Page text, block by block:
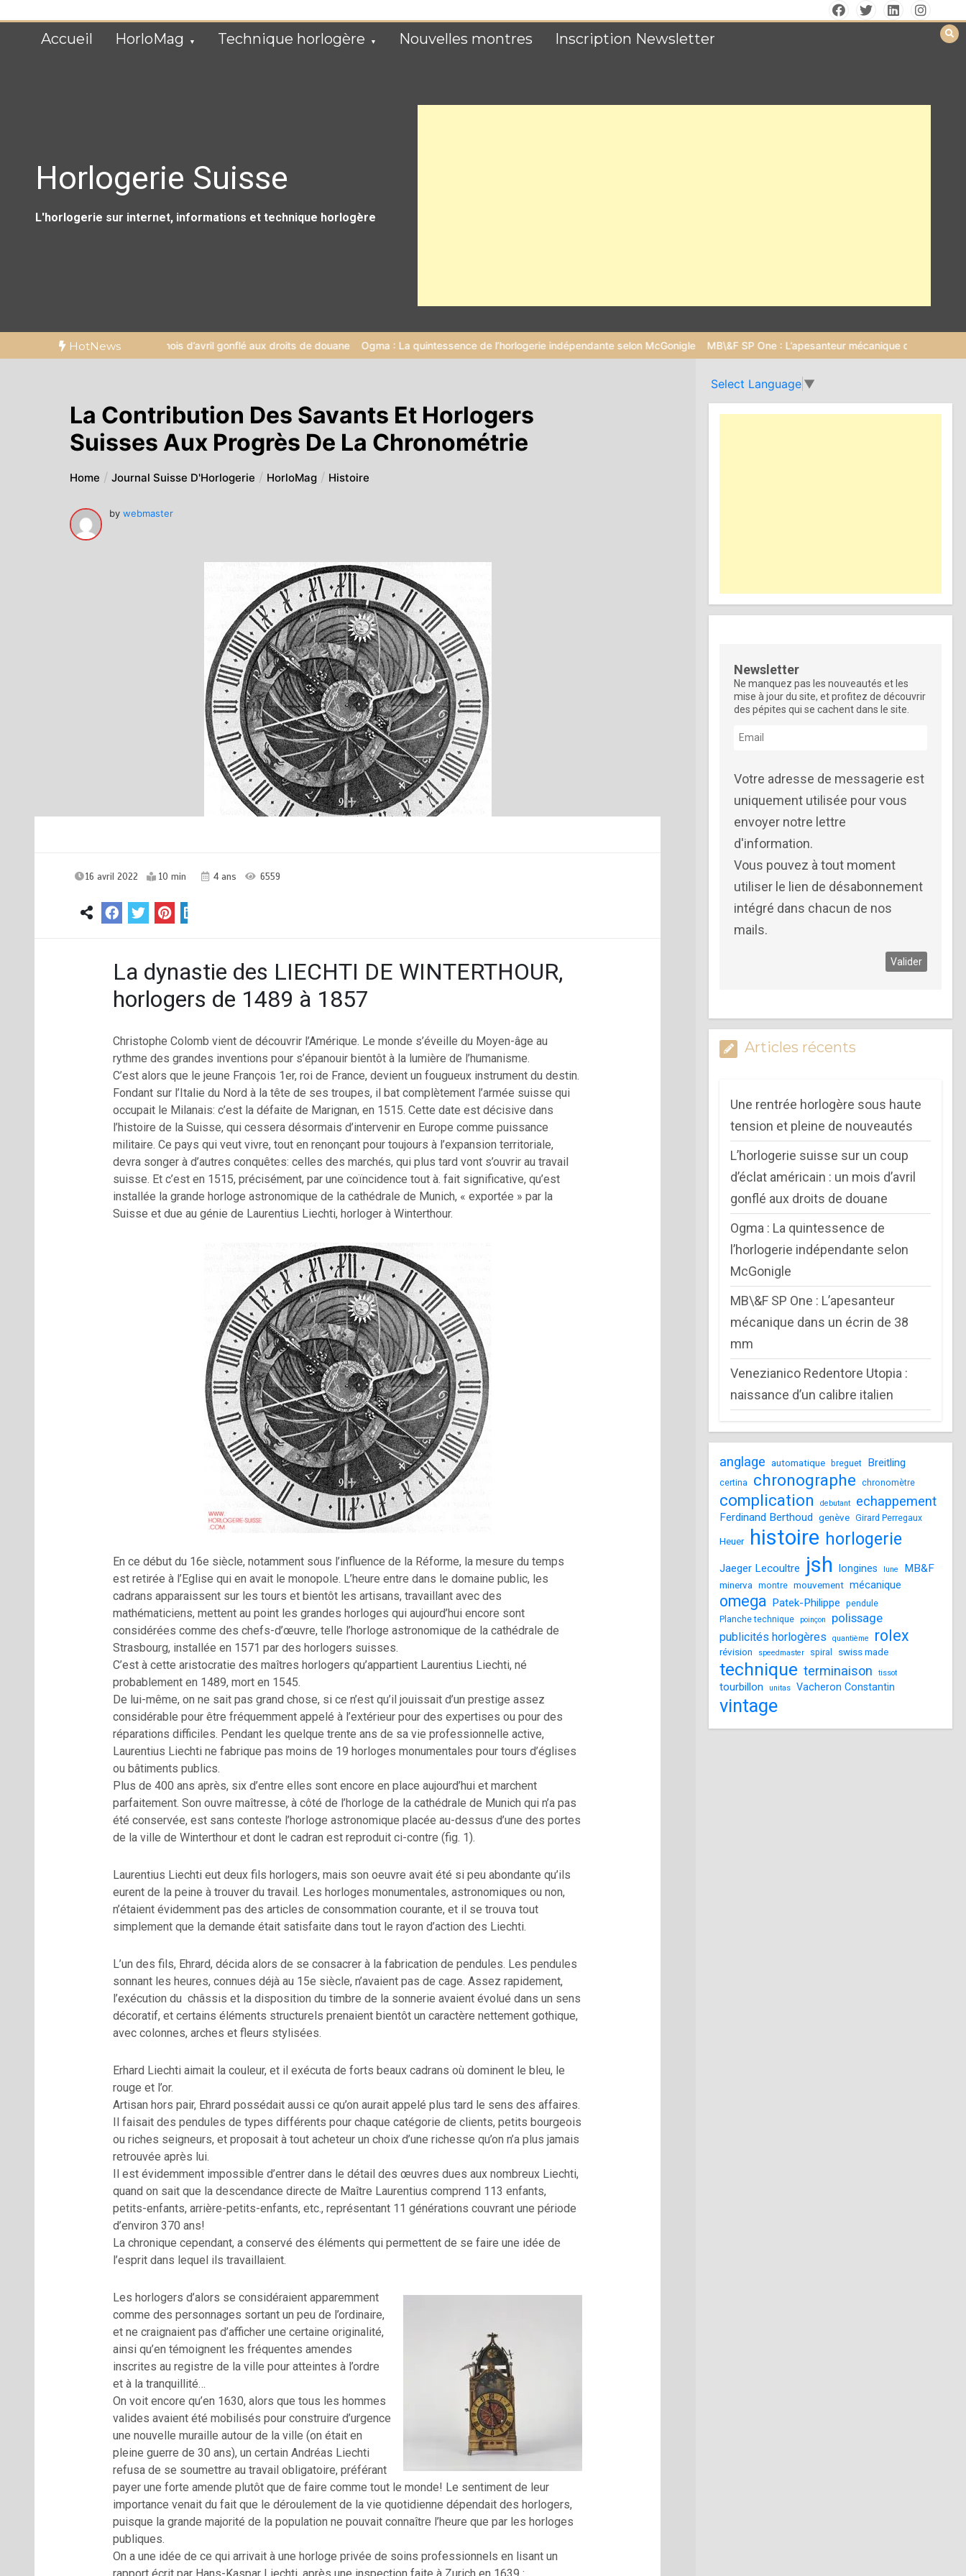
to
Accueil HorloMag Technique horlogère Nouvelles montres Inscription Newsletter
Horlogerie Suisse
L'horlogerie sur internet, informations et technique horlogère
HotNews
américain : un mois d’avril gonflé aux droits de douane Ogma : La quintessence de l’horlogerie indépendante selon McGonigle MB\&F SP One : L’apesanteur mécanique dans un écrin de 38 mm
La Contribution Des Savants Et Horlogers
Suisses Aux Progrès De La Chronométrie
Home Journal Suisse D'Horlogerie HorloMag Histoire
by webmaster
16 avril 2022 10 min 4 ans 6559
La dynastie des LIECHTI DE WINTERTHOUR,
horlogers de 1489 à 1857
Christophe Colomb vient de découvrir l’Amérique. Le monde s’éveille du Moyen-âge au
rythme des grandes inventions pour s’épanouir bientôt à la lumière de l’humanisme.
C’est alors que le jeune François 1er, roi de France, devient un fougueux instrument du destin.
Fondant sur l’Italie du Nord à la tête de ses troupes, il bat complètement l’armée suisse qui
occupait le Milanais: c’est la défaite de Marignan, en 1515. Cette date est décisive dans
l’histoire de la Suisse, qui cessera désormais d’intervenir en Europe comme puissance
militaire. Ce pays qui veut vivre, tout en renonçant pour toujours à l’expansion territoriale,
devra songer à d’autres conquêtes: celles des marchés, qui plus tard vont s’ouvrir au travail
suisse. Et c’est en 1515, précisément, par une coïncidence tout à. fait significative, qu’est
installée la grande horloge astronomique de la cathédrale de Munich, « exportée » par la
Suisse et due au génie de Laurentius Liechti, horloger à Winterthour.
En ce début du 16e siècle, notamment sous l’influence de la Réforme, la mesure du temps
est retirée à l’Eglise qui en avait le monopole. L’heure entre dans le domaine public, les
cadrans apparaissent sur les tours et bientôt les artisans, travaillant avec des
mathématiciens, mettent au point les grandes horloges qui aujourd’hui encore sont
considérées comme des chefs-d’œuvre, telle l’horloge astronomique de la cathédrale de
Strasbourg, installée en 1571 par des horlogers suisses.
C’est à cette aristocratie des maîtres horlogers qu’appartient Laurentius Liechti, né
probablement en 1489, mort en 1545.
De lui-même, on ne sait pas grand chose, si ce n’est qu’il jouissait d’un prestige assez
considérable pour être fréquemment appelé à l’extérieur pour des expertises ou pour des
réparations difficiles. Pendant les quelque trente ans de sa vie professionnelle active,
Laurentius Liechti ne fabrique pas moins de 19 horloges monumentales pour tours d’églises
ou bâtiments publics.
Plus de 400 ans après, six d’entre elles sont encore en place aujourd’hui et marchent
parfaitement. Son ouvre maîtresse, à côté de l’horloge de la cathédrale de Munich qui n’a pas
été conservée, est sans conteste l’horloge astronomique placée au-dessus d’une des portes
de la ville de Winterthour et dont le cadran est reproduit ci-contre (fig. 1).
Laurentius Liechti eut deux fils horlogers, mais son oeuvre avait été si peu abondante qu’ils
eurent de la peine à trouver du travail. Les horloges monumentales, astronomiques ou non,
n’étaient évidemment pas des articles de consommation courante, et il se trouva tout
simplement que la demande était satisfaite dans tout le rayon d’action des Liechti.
L’un des fils, Ehrard, décida alors de se consacrer à la fabrication de pendules. Les pendules
sonnant les heures, connues déjà au 15e siècle, n’avaient pas de cage. Assez rapidement,
l’exécution du châssis et la disposition du timbre de la sonnerie avaient évolué dans un sens
décoratif, et certains éléments structurels prenaient bientôt un caractère nettement gothique,
avec colonnes, arches et fleurs stylisées.
Erhard Liechti aimait la couleur, et il exécuta de forts beaux cadrans où dominent le bleu, le
rouge et l’or.
Artisan hors pair, Ehrard possédait aussi ce qu’on aurait appelé plus tard le sens des affaires.
Il faisait des pendules de types différents pour chaque catégorie de clients, petits bourgeois
ou riches seigneurs, et proposait à tout acheteur un choix d’une richesse qu’on n’a plus jamais
retrouvée après lui.
Il est évidemment impossible d’entrer dans le détail des œuvres dues aux nombreux Liechti,
quand on sait que la descendance directe de Maître Laurentius comprend 113 enfants,
petits-enfants, arrière-petits-enfants, etc., représentant 11 générations couvrant une période
d’environ 370 ans!
La chronique cependant, a conservé des éléments qui permettent de se faire une idée de
l’esprit dans lequel ils travaillaient.
Les horlogers d’alors se considéraient apparemment
comme des personnages sortant un peu de l’ordinaire,
et ne craignaient pas d’afficher une certaine originalité,
ainsi qu’en témoignent les fréquentes amendes
inscrites au registre de la ville pour atteintes à l’ordre
et à la tranquillité…
On voit encore qu’en 1630, alors que tous les hommes
valides avaient été mobilisés pour construire d’urgence
une nouvelle muraille autour de la ville (on était en
pleine guerre de 30 ans), un certain Andréas Liechti
refusa de se soumettre au travail obligatoire, préférant
payer une forte amende plutôt que de faire comme tout le monde! Le sentiment de leur
importance venait du fait que le déroulement de la vie quotidienne dépendait des horlogers,
puisque la grande majorité de la population ne pouvait connaître l’heure que par les horloges
publiques.
On a une idée de ce qui arrivait à une horloge privée de soins professionnels en lisant un
Select Language ▼
Newsletter
Ne manquez pas les nouveautés et les
mise à jour du site, et profitez de découvrir
des pépites qui se cachent dans le site.
Votre adresse de messagerie est
uniquement utilisée pour vous
envoyer notre lettre
d'information.
Vous pouvez à tout moment
utiliser le lien de désabonnement
intégré dans chacun de nos
mails.
Articles récents
Une rentrée horlogère sous haute
tension et pleine de nouveautés
L’horlogerie suisse sur un coup
d’éclat américain : un mois d’avril
gonflé aux droits de douane
Ogma : La quintessence de
l’horlogerie indépendante selon
McGonigle
MB\&F SP One : L’apesanteur
mécanique dans un écrin de 38
mm
Venezianico Redentore Utopia :
naissance d’un calibre italien
anglage automatique breguet Breitling
certina chronographe chronomètre
complication debutant echappement
Ferdinand Berthoud genève Girard Perregaux
Heuer histoire horlogerie
Jaeger Lecoultre jsh longines lune MB&F
minerva montre mouvement mécanique
omega Patek-Philippe
pendule
Planche technique
poinçon polissage
publicités horlogères quantième rolex
révision speedmaster spiral swiss made
technique terminaison tissot
tourbillon unitas Vacheron Constantin
vintage